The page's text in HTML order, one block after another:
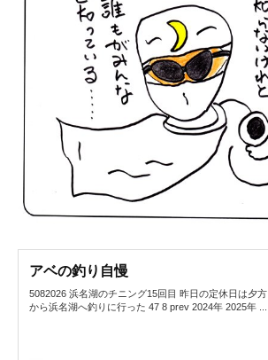
アベの釣り自慢
5082026 浜名湖のチニング15回目 昨日の定休日は夕方
から浜名湖へ釣りに行った 47 8 prev 2024年 2025年 ...